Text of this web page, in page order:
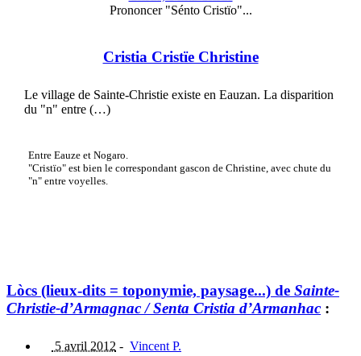
Prononcer "Sénto Cristïo"...
Cristia Cristïe Christine
Le village de Sainte-Christie existe en Eauzan. La disparition
du "n" entre (…)
Entre Eauze et Nogaro.
"Cristïo" est bien le correspondant gascon de Christine, avec chute du
"n" entre voyelles.
Lòcs (lieux-dits = toponymie, paysage...) de Sainte-
Christie-d’Armagnac / Senta Cristia d’Armanhac :
5 avril 2012 - Vincent P.